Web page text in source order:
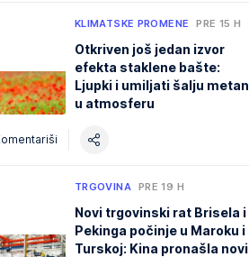
KLIMATSKE PROMENE PRE 15 H
Otkriven još jedan izvor
efekta staklene bašte:
Ljupki i umiljati šalju metan
u atmosferu
TRGOVINA PRE 19 H
Novi trgovinski rat Brisela i
Pekinga počinje u Maroku i
Turskoj: Kina pronašla novi